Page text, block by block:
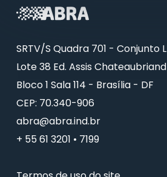
SRTV/S Quadra 701 - Conjunto L
Lote 38 Ed. Assis Chateaubriand
Bloco 1 Sala 114 - Brasília - DF
CEP: 70.340-906
abra@abra.ind.br
+ 55 61 3201 • 7199